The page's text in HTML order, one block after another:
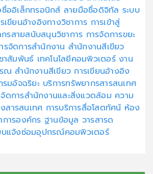
ออิเล็กทรอนิกส์ ลายมือชื่อดิจิทัล ระบบ
เขียนอ้างอิงทางวิชาการ การเข้าสู่
รสายสนับสนุนวิชาการ การจัดการขยะ
รจัดการสำนักงาน สำนักงานสีเขียว
าสัมพันธ์ เทคโนโลยีคอมพิวเตอร์ งาน
รณสำนักงานสีเขียว การเขียนอ้างอิง
รมอัจฉริยะ บริการทรัพยากรสารสนเทศ
จัดการสำนักงานและสิ่งแวดล้อม ความ
ารสนเทศ การบริการสื่อโสตทัศน์ ห้อง
การองค์กร ฐานข้อมูล วารสารด
บแจ้งซ่อมอุปกรณ์คอมพิวเตอร์